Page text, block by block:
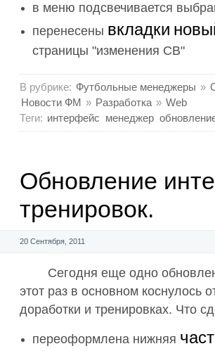
в меню подсвечивается
перенесены вкладки
страницы "изменения СВ"
В рубрике: Футбольные менеджеры »
Новости ФМ » Разработка » Web
Теги: интерфейс менеджер
Обновление
тренировок.
20 Сентября, 2011
Сегодня еще одно
этот раз в основном коснулось
доработки и тренировках. Что
переоформлена нижняя